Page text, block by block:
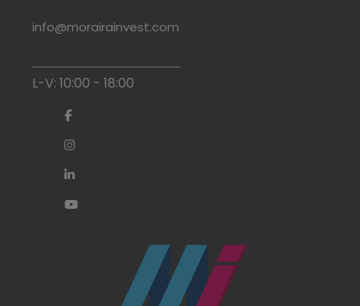
info@morairainvest.com
L-V: 10:00 - 18:00